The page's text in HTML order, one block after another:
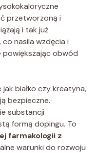
przetworzoną i
i tak już
nasila wzdęcia i
powiększając obwód
białko czy kreatyna,
bezpieczne.
substancji
formą dopingu. To
farmakologii z
warunki do rozwoju